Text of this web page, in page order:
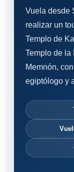
Vuela desde
realizar un
Templo de
Templo de la
Memnón,
egiptólogo y